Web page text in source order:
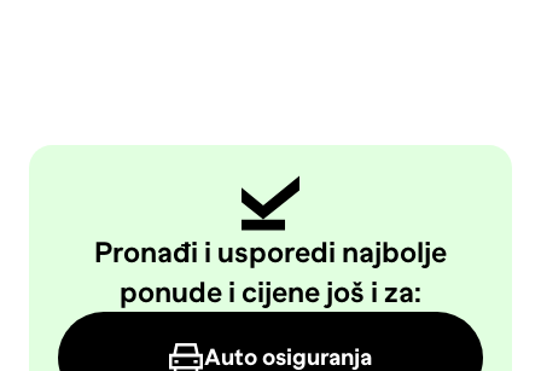
Pronađi i usporedi najbolje
ponude i cijene još i za:
Auto osiguranja